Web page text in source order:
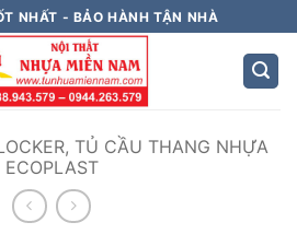
NHẤT - BẢO HÀNH TẬN NHÀ
TỦ CẦU THANG NHỰA
ECOPLAST